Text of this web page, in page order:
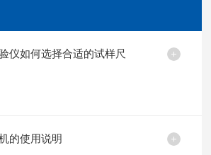
仪如何选择合适的试样尺
的使用说明